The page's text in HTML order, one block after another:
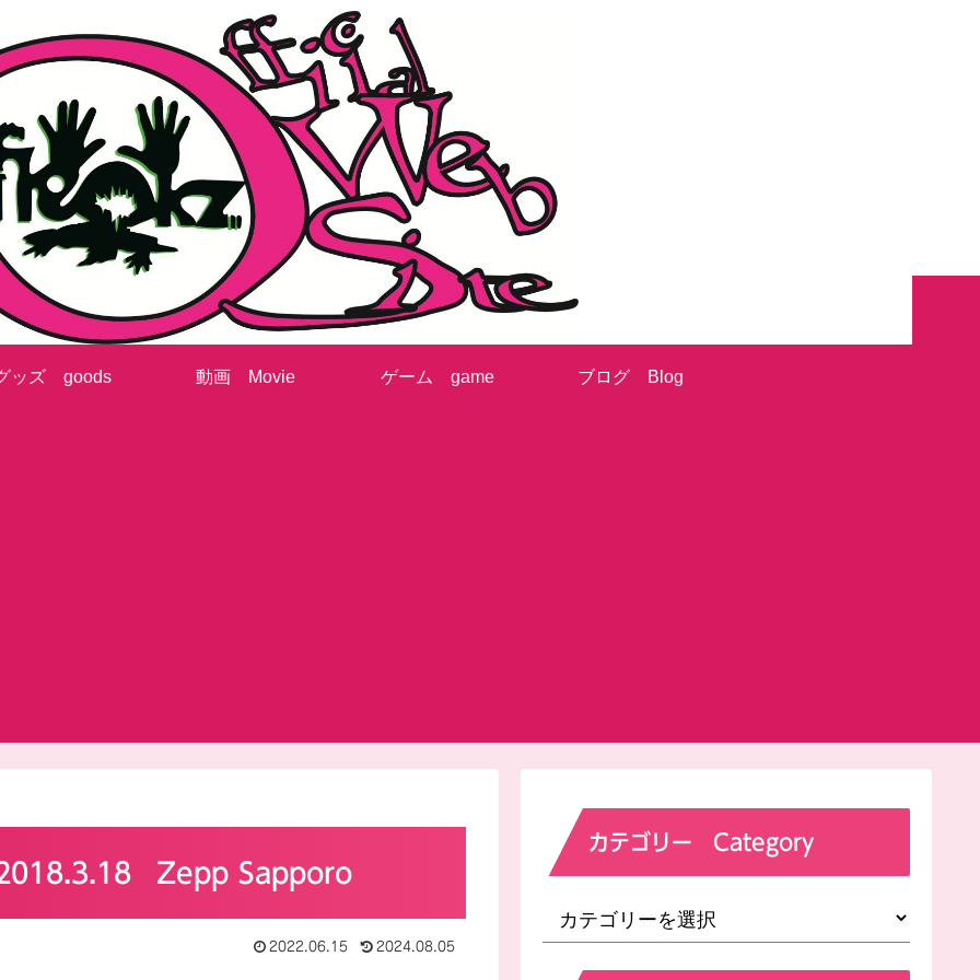
ッズ goods 動画 Movie ゲーム game ブログ Blog
Zepp Sapporo
2022.06.15 2024.08.05
カテゴリー Category